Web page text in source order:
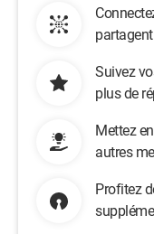
Suivez
plus de
Mettez
autres
Profitez